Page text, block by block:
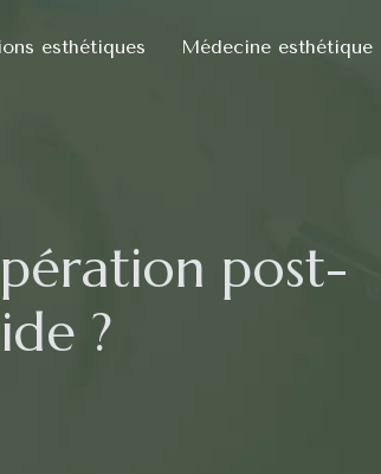
esthétiques Médecine esthétique
post-
?